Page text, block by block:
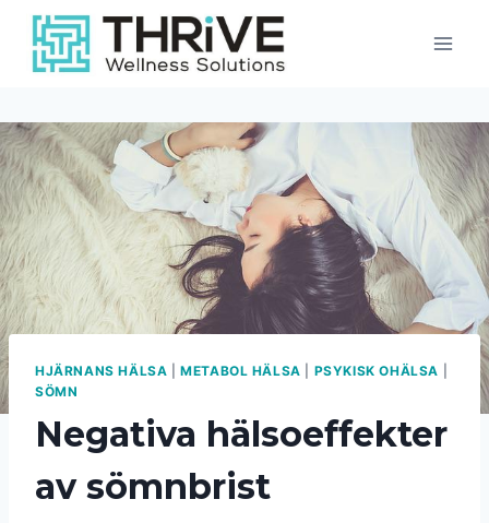
Skip
content
HJÄRNANS HÄLSA |METABOL HÄLSA PSYKISK OHÄLSA
SÖMN
Negativa hälsoeffekter
av sömnbrist